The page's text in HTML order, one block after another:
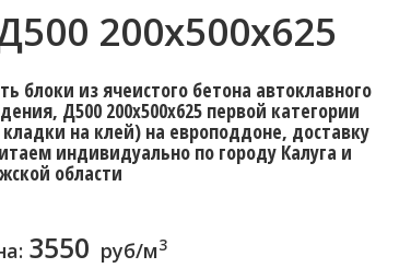
200x500x625
блоки из ячеистого бетона автоклавного
Д500 200x500x625 первой категории
на клей) на европоддоне, доставку
индивидуально по городу Калуга и
области
3550 руб/м3